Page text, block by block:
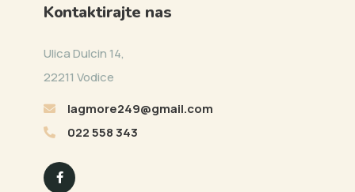
Kontaktirajte nas
Ulica Dulcin 14,
22211 Vodice
lagmore249@gmail.com
022 558 343